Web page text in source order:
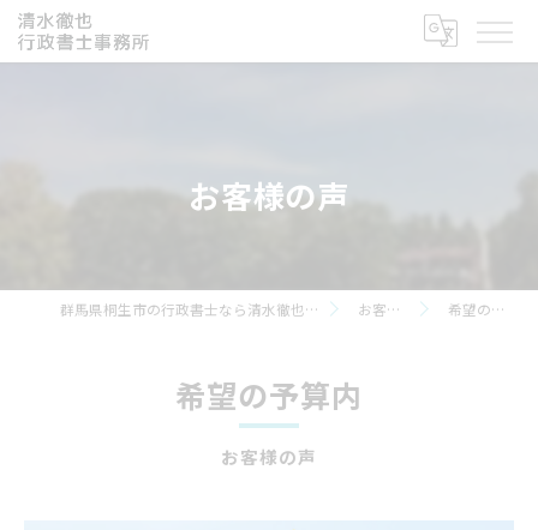
お客様の声
群馬県桐生市の行政書士なら清水徹也行政書士事務所 お客様の声 希望の予算内
お客様の声
希望の予算内